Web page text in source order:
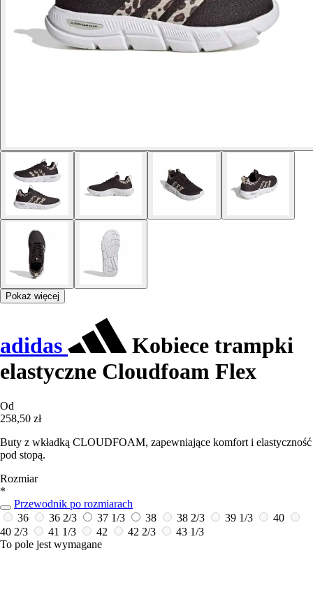
Pokaż więcej
adidas
Kobiece trampki
elastyczne Cloudfoam Flex
Od
258,50 zł
Buty z wkładką CLOUDFOAM, zapewniające komfort i elastyczność
pod stopą.
Rozmiar
*
Przewodnik po rozmiarach
36
36 2/3 37 1/3 38 38 2/3 39 1/3
40
40 2/3
41 1/3 42 42 2/3
43 1/3
To pole jest wymagane